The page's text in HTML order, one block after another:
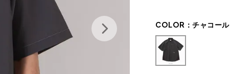
COLOR： チャコール